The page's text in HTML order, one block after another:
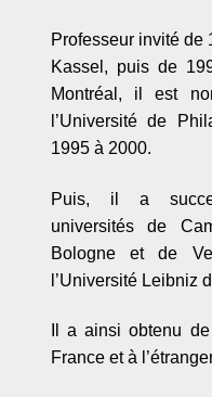
Professeur invitéde
Kassel, puis de
Montréal, il est
l’Université de
1995 à 2000.
Puis, il a
universités de
Bologne et de
l’Université Leibniz
Il a ainsi obtenu
France et à